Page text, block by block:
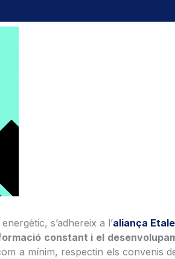
s’adhereix a l’aliança
constant i el
a mínim, respectin els convenis